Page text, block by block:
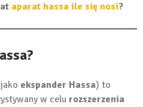
aparat hassa ile się nosi?
ekspander Hassa) to
w celu rozszerzenia